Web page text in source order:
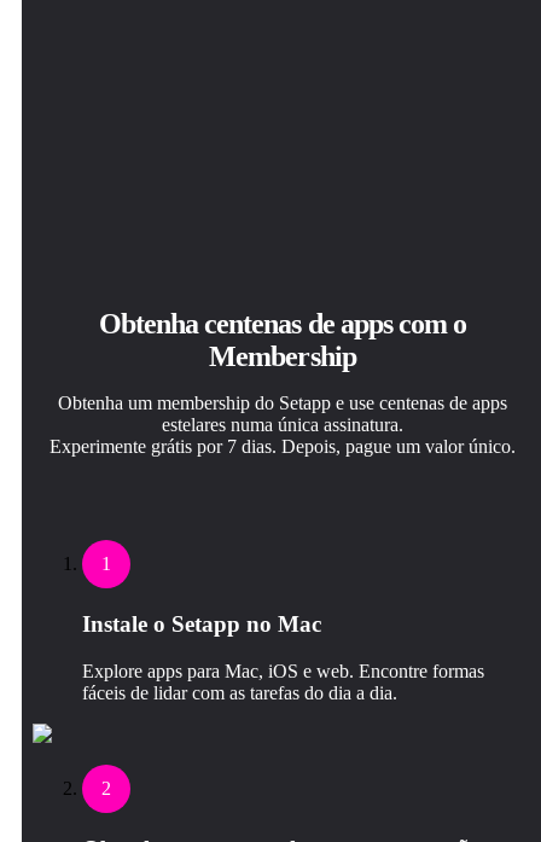
Obtenha centenas de apps com o
Membership
Obtenha um membership do Setapp e use centenas de apps
estelares numa única assinatura.
Experimente grátis por 7 dias. Depois, pague um valor único.
1
Instale o Setapp no Mac
Explore apps para Mac, iOS e web. Encontre formas
fáceis de lidar com as tarefas do dia a dia.
2